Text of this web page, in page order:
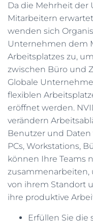
Da die Mehrheit der
Mitarbeitern
wenden sich
Unternehmen dem
Arbeitsplatzes zu,
zwischen Büro und
Globale
flexiblen
eröffnet werden.
verändern
Benutzer und
PCs, Workstations,
können Ihre Teams
von ihrem Standort
ihre produktive
Erfüllen Sie die